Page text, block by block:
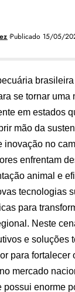
Publicado 15/05/
se tornar uma
em estados
mão da
inovação no
enfrentam
animal e
tecnologias
para
Neste
e soluções
para fortalecer
mercado
enorme